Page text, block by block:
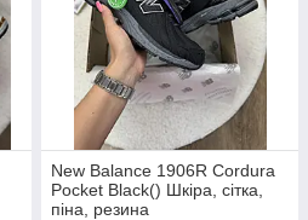
New Balance 1906R Cordura
Pocket Black() Шкіра, сітка,
піна, резина